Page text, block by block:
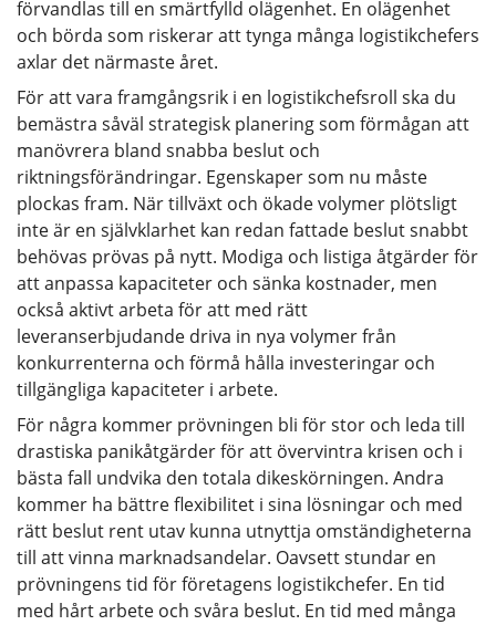
förvandlas till en smärtfylld olägenhet. En olägenhet
och börda som riskerar att tynga många logistikchefers
axlar det närmaste året.
För att vara framgångsrik i en logistikchefsroll ska du
bemästra såväl strategisk planering som förmågan att
manövrera bland snabba beslut och
riktningsförändringar. Egenskaper som nu måste
plockas fram. När tillväxt och ökade volymer plötsligt
inte är en självklarhet kan redan fattade beslut snabbt
behövas prövas på nytt. Modiga och listiga åtgärder för
att anpassa kapaciteter och sänka kostnader, men
också aktivt arbeta för att med rätt
leveranserbjudande driva in nya volymer från
konkurrenterna och förmå hålla investeringar och
tillgängliga kapaciteter i arbete.
För några kommer prövningen bli för stor och leda till
drastiska panikåtgärder för att övervintra krisen och i
bästa fall undvika den totala dikeskörningen. Andra
kommer ha bättre flexibilitet i sina lösningar och med
rätt beslut rent utav kunna utnyttja omständigheterna
till att vinna marknadsandelar. Oavsett stundar en
prövningens tid för företagens logistikchefer. En tid
med hårt arbete och svåra beslut. En tid med många